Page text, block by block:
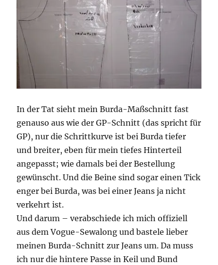
In der Tat sieht mein Burda-Maßschnitt fast
genauso aus wie der GP-Schnitt (das spricht für
GP), nur die Schrittkurve ist bei Burda tiefer
und breiter, eben für mein tiefes Hinterteil
angepasst; wie damals bei der Bestellung
gewünscht. Und die Beine sind sogar einen Tick
enger bei Burda, was bei einer Jeans ja nicht
verkehrt ist.
Und darum – verabschiede ich mich offiziell
aus dem Vogue-Sewalong und bastele lieber
meinen Burda-Schnitt zur Jeans um. Da muss
ich nur die hintere Passe in Keil und Bund